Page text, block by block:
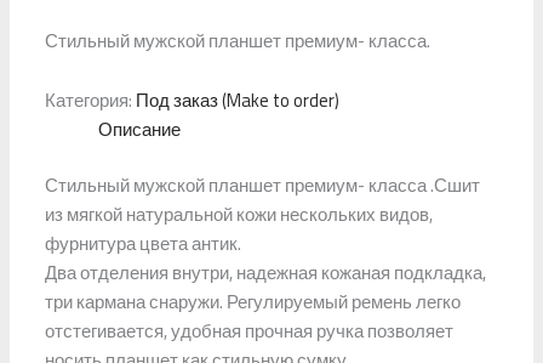
Стильный мужской планшет премиум- класса.
Категория: Под заказ (Make to order)
Описание
Стильный мужской планшет премиум- класса .Сшит
из мягкой натуральной кожи нескольких видов,
фурнитура цвета антик.
Два отделения внутри, надежная кожаная подкладка,
три кармана снаружи. Регулируемый ремень легко
отстегивается, удобная прочная ручка позволяет